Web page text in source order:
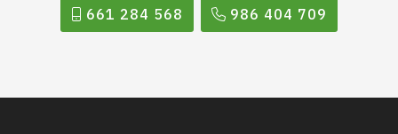
661 284 568 986 404 709